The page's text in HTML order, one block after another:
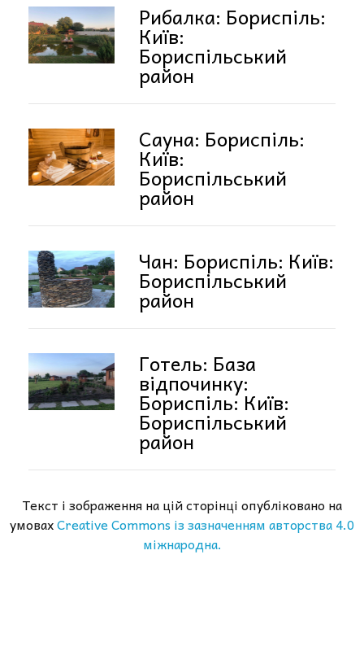
Рибалка: Бориспіль:
Київ:
Бориспільський
район
Сауна: Бориспіль:
Київ:
Бориспільський
район
Чан: Бориспіль: Київ:
Бориспільський
район
Готель: База
відпочинку:
Бориспіль: Київ:
Бориспільський
район
Текст і зображення на цій сторінці опубліковано на
умовахCreative Commons із зазначенням авторства 4.0
міжнародна.